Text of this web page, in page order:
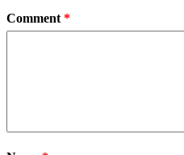
Comment *